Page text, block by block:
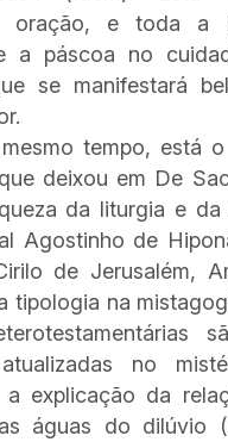
oração, e toda a
a páscoa no
se manifestará
tempo, está
deixou em De
da liturgia e da
Agostinho de
de Jerusalém,
tipologia na
no
a explicação da
águas do dilúvio